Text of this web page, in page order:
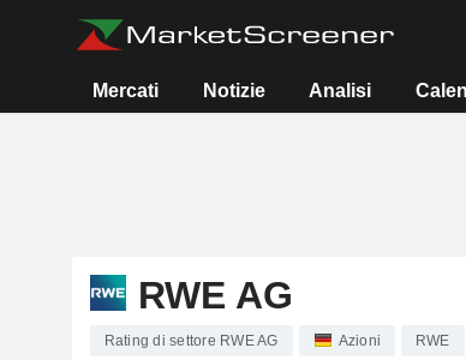
Mercati Notizie Analisi
RWE AG
Rating di settore RWE AG Azioni RWE